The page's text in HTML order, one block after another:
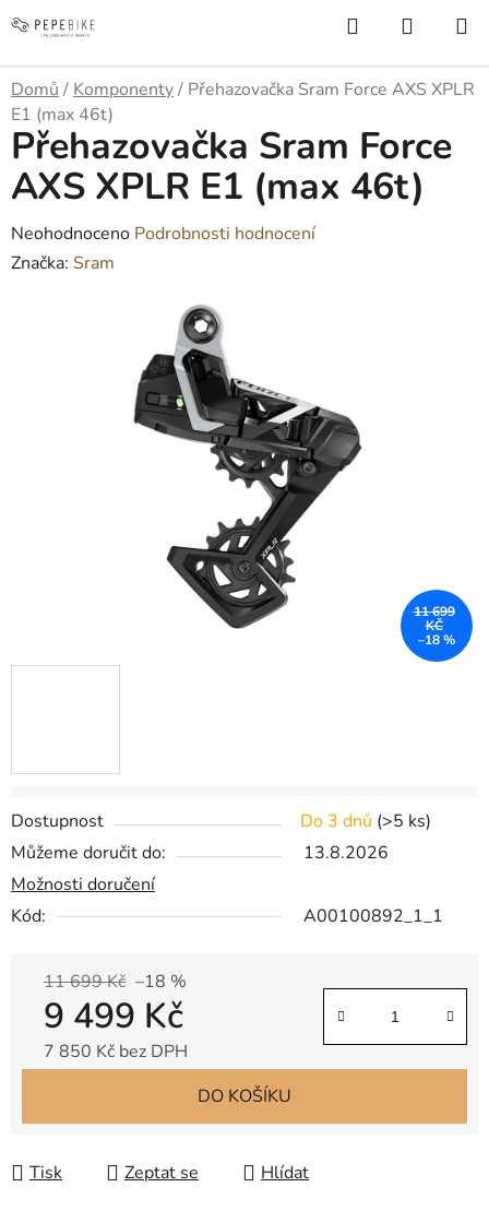
na
Hledat
KOŠÍK
Domů / Komponenty/ Přehazovačka Sram Force AXS XPLR
E1 (max 46t)
Dostupnost Do 3 dnů (>5 ks)
Můžeme doručit do:
13.8.2026
Možnosti doručení
Kód:
A00100892_1_1
11 699 Kč –18 %
9 499 Kč
7 850 Kč bez DPH
DO KOŠÍKU
Tisk Zeptat se Hlídat
Přehazovačka Sram Force
AXS XPLR E1 (max 46t)
Průměrné
hodnocení
Neohodnoceno Podrobnosti hodnocení
Značka: Sram
11 699
KČ
–18 %